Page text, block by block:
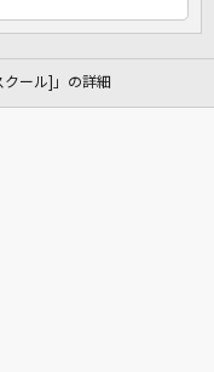
う！
ール]」の詳細